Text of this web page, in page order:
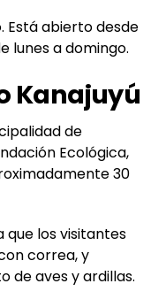
Está abierto desde
lunes a domingo.
Kanajuyú
de
Ecológica,
30
que los visitantes
correa, y
de aves y ardillas.